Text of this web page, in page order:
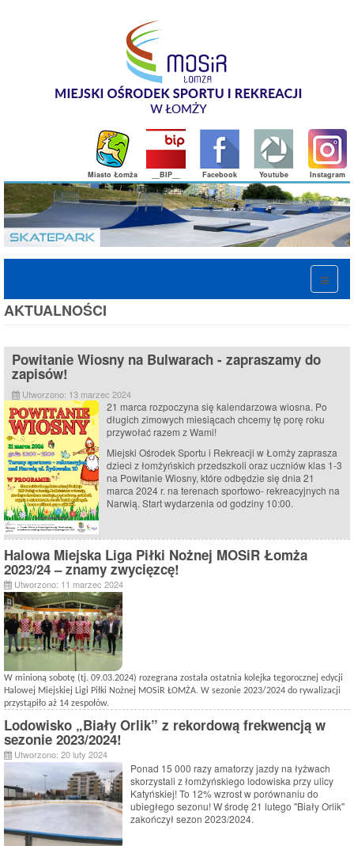
Instagram
Youtube
Facebook
__BIP__
Miasto Łomża
AKTUALNOŚCI
Powitanie Wiosny na Bulwarach - zapraszamy do
zapisów!
Utworzono: 13 marzec 2024
21 marca rozpoczyna się kalendarzowa wiosna. Po
długich zimowych miesiącach chcemy tę porę roku
przywołać razem z Wami!
Miejski Ośrodek Sportu i Rekreacji w Łomży zaprasza
dzieci z łomżyńskich przedszkoli oraz uczniów klas 1-3
na Powitanie Wiosny, które odbędzie się dnia 21
marca 2024 r. na terenach sportowo- rekreacyjnych na
Narwią. Start wydarzenia od godziny 10:00.
Halowa Miejska Liga Piłki Nożnej MOSiR Łomża
2023/24 – znamy zwycięzcę!
Utworzono: 11 marzec 2024
W minioną sobotę (tj. 09.03.2024) rozegrana została ostatnia kolejka tegorocznej edycji
Halowej Miejskiej Ligi Piłki Nożnej MOSiR ŁOMŻA. W sezonie 2023/2024 do rywalizacji
przystąpiło aż 14 zespołów.
Lodowisko „Biały Orlik” z rekordową frekwencją w
sezonie 2023/2024!
Utworzono: 20 luty 2024
Ponad 15 000 razy amatorzy jazdy na łyżwach
skorzystali z łomżyńskiego lodowiska przy ulicy
Katyńskiej! To 12% wzrost w porównaniu do
ubiegłego sezonu! W środę 21 lutego "Biały Orlik"
zakończył sezon 2023/2024.